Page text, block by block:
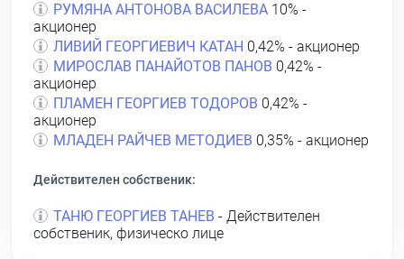
РУМЯНА АНТОНОВА ВАСИЛЕВА 10% -
акционер
ЛИВИЙ ГЕОРГИЕВИЧ КАТАН 0,42% - акционер
МИРОСЛАВ ПАНАЙОТОВ ПАНОВ 0,42% -
акционер
ПЛАМЕН ГЕОРГИЕВ ТОДОРОВ 0,42% -
акционер
МЛАДЕН РАЙЧЕВ МЕТОДИЕВ 0,35% - акционер
Действителен собственик:
ТАНЮ ГЕОРГИЕВ ТАНЕВ - Действителен
собственик, физическо лице